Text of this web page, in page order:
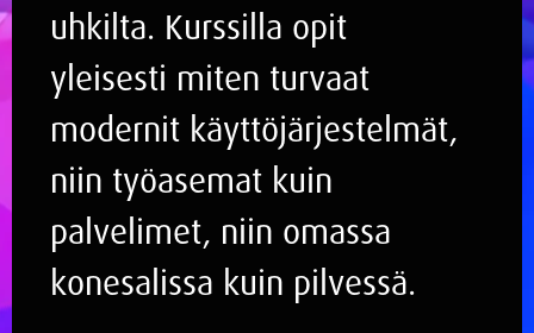
uhkilta. Kurssilla opit
yleisesti miten turvaat
modernit käyttöjärjestelmät,
niin työasemat kuin
palvelimet, niin omassa
konesalissa kuin pilvessä.